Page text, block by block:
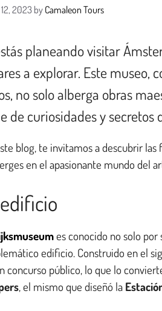
2023byCamaleon Tours
planeando visitar
a explorar. Este museo,
no solo alberga obras
de curiosidades y secretos
blog, te invitamos a descubrir
en el apasionante mundo del
es conocido no solo
edificio. Construido en el
concurso público, lo que lo
, el mismo que diseñó la